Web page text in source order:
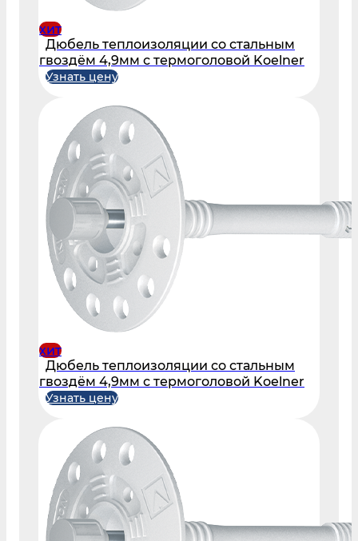
хит
Дюбель теплоизоляции со стальным
гвоздём 4,9мм с термоголовой Koelner
Узнать цену
хит
Дюбель теплоизоляции со стальным
гвоздём 4,9мм с термоголовой Koelner
Узнать цену